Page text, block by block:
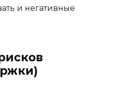
и негативные